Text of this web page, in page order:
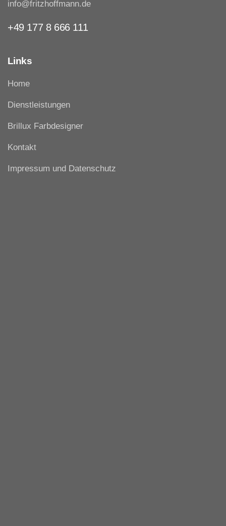
info@fritzhoffmann.de
+49 177 8 666 111
Links
Home
Dienstleistungen
Brillux Farbdesigner
Kontakt
Impressum und Datenschutz